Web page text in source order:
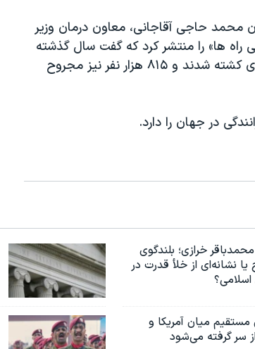
محمد حاجی آقاجانی، معاون درمان وزیر
راه ها» را منتشر کرد که گفت سال گذشته
در ایران «بیش از ۱۹ هزار نفر در تصادفات جاده ای کشته شدند و ۸۱۵ هزار نفر نیز مجروح
در جهان را دارد.
خرازی؛ بلندگوی
نشانه‌ای از خلأ قدرت در
مستقیم میان آمریکا و
سر گرفته می‌شود